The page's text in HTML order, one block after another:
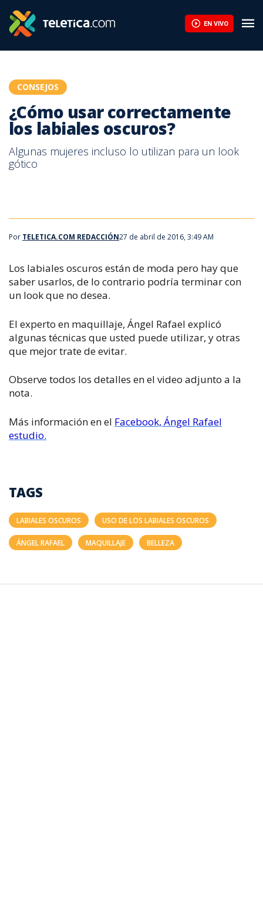
EN VIVO
CONSEJOS
¿Cómo usar correctamente
los labiales oscuros?
Algunas mujeres incluso lo utilizan para un look
gótico
Por TELETICA.COM REDACCIÓN27 de abril de 2016, 3:49 AM
Los labiales oscuros están de moda pero hay que
saber usarlos, de lo contrario podría terminar con
un look que no desea.
El experto en maquillaje, Ángel Rafael explicó
algunas técnicas que usted puede utilizar, y otras
que mejor trate de evitar.
Observe todos los detalles en el video adjunto a la
nota.
Más información en el Facebook, Ángel Rafael
estudio.
TAGS
LABIALES OSCUROS USO DE LOS LABIALES OSCUROS
ÁNGEL RAFAEL MAQUILLAJE BELLEZA